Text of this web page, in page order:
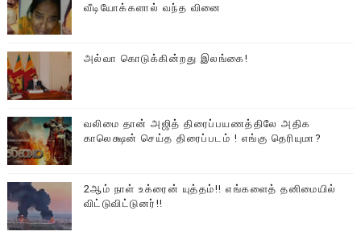
வீடியோக்களால் வந்த வினை
அல்வா கொடுக்கின்றது இலங்கை!
வலிமை தான் அஜித் திரைப்பயணத்திலே அதிக
காலெக்ஷன் செய்த திரைப்படம் ! எங்கு தெரியுமா?
2ஆம் நாள் உக்ரைன் யுத்தம்!! எங்களைத் தனிமையில்
விட்டுவிட்டுனர்!!